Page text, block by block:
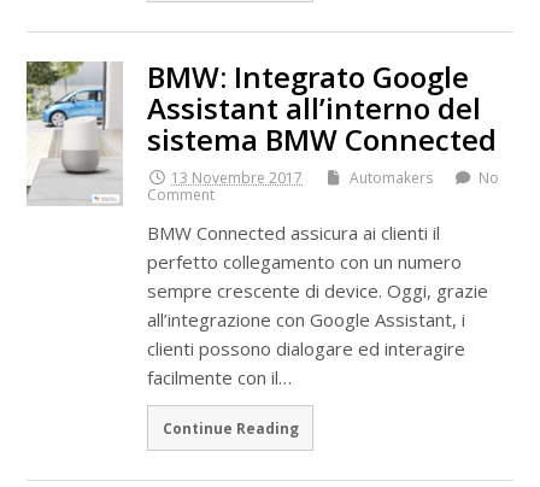
BMW: Integrato Google
Assistant all’interno del
sistema BMW Connected
13 Novembre 2017 Automakers
No
Comment
BMW Connected assicura ai clienti il
perfetto collegamento con un numero
sempre crescente di device. Oggi, grazie
all’integrazione con Google Assistant, i
clienti possono dialogare ed interagire
facilmente con il…
Continue Reading